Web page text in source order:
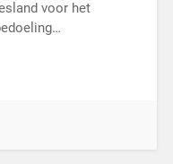
voor het